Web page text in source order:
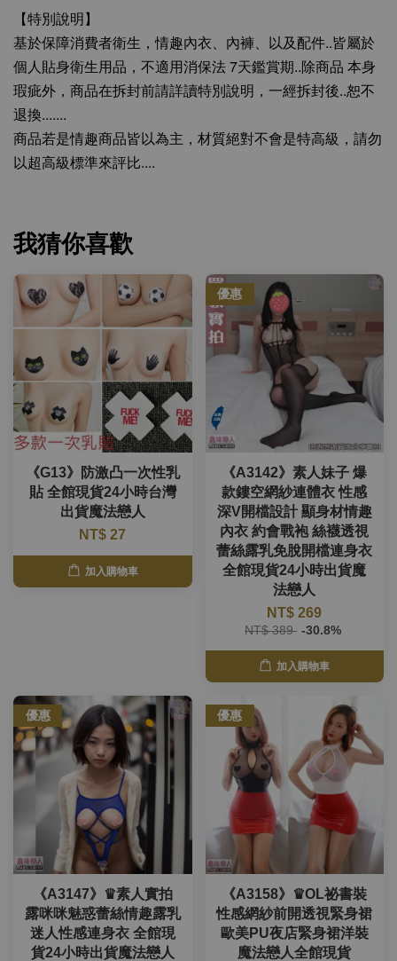
【特別說明】
基於保障消費者衛生，情趣內衣、內褲、以及配件..皆屬於
個人貼身衛生用品，不適用消保法 7天鑑賞期..除商品 本身
瑕疵外，商品在拆封前請詳讀特別說明，一經拆封後..恕不
退換.......
商品若是情趣商品皆以為主，材質絕對不會是特高級，請勿
以超高級標準來評比....
我猜你喜歡
《G13》防激凸一次性乳
貼 全館現貨24小時台灣
出貨魔法戀人
NT$ 27
加入購物車
優惠
《A3142》素人妹子 爆
款鏤空網紗連體衣 性感
深V開檔設計 顯身材情趣
內衣 約會戰袍 絲襪透視
蕾絲露乳免脫開檔連身衣
全館現貨24小時出貨魔
法戀人
NT$ 269
NT$ 389 -30.8%
加入購物車
優惠
《A3147》♛素人實拍
露咪咪魅惑蕾絲情趣露乳
迷人性感連身衣 全館現
貨24小時出貨魔法戀人
優惠
《A3158》♛OL祕書裝
性感網紗前開透視緊身裙
歐美PU夜店緊身裙洋裝
魔法戀人全館現貨